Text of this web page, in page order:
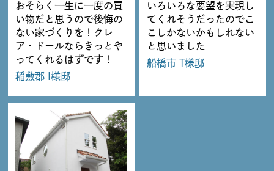
おそらく一生に一度の買
い物だと思うので後悔の
ない家づくりを！クレ
ア・ドールならきっとや
ってくれるはずです！
稲敷郡 I様邸
いろいろな要望を実現し
てくれそうだったのでこ
こしかないかもしれない
と思いました
船橋市 T様邸